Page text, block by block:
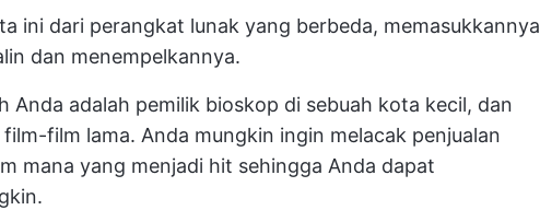
ini dari perangkat lunak yang berbeda, memasukkannya
dan menempelkannya.
Anda adalah pemilik bioskop di sebuah kota kecil, dan
film lama. Anda mungkin ingin melacak penjualan
mana yang menjadi hit sehingga Anda dapat